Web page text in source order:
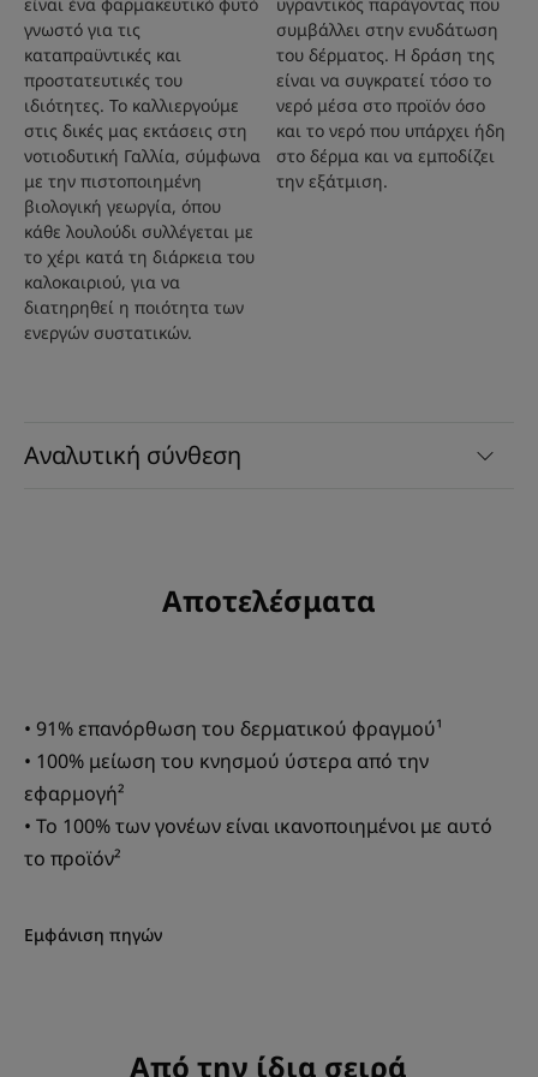
Αναλυτική σύνθεση
γνωστό για τις
καταπραϋντικές και
προστατευτικές του
ιδιότητες. Το καλλιεργούμε
στις δικές μας εκτάσεις στη
νοτιοδυτική Γαλλία, σύμφωνα
με την πιστοποιημένη
βιολογική γεωργία, όπου
κάθε λουλούδι συλλέγεται με
το χέρι κατά τη διάρκεια του
καλοκαιριού, για να
διατηρηθεί η ποιότητα των
ενεργών συστατικών.
συμβάλλει στην ενυδάτωση
του δέρματος. Η δράση της
είναι να συγκρατεί τόσο το
νερό μέσα στο προϊόν όσο
και το νερό που υπάρχει ήδη
στο δέρμα και να εμποδίζει
την εξάτμιση.
Αποτελέσματα
• 91% επανόρθωση του δερματικού φραγμού¹
• 100% μείωση του κνησμού ύστερα από την
εφαρμογή²
• Το 100% των γονέων είναι ικανοποιημένοι με αυτό
το προϊόν²
Εμφάνιση πηγών
Από την ίδια σειρά